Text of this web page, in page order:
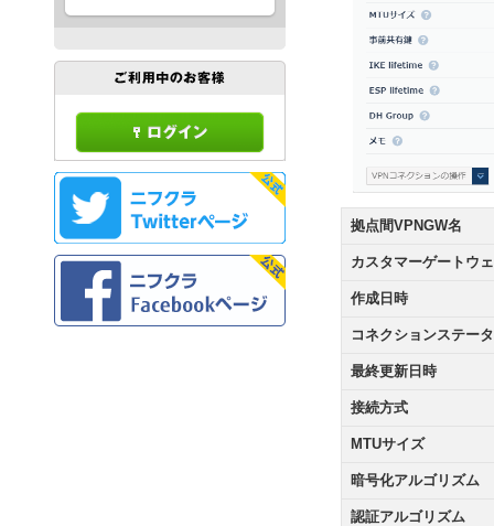
拠点間VPNGW名
カスタマーゲートウ
作成日時
コネクションステー
最終更新日時
接続方式
MTUサイズ
暗号化アルゴリズム
認証アルゴリズム